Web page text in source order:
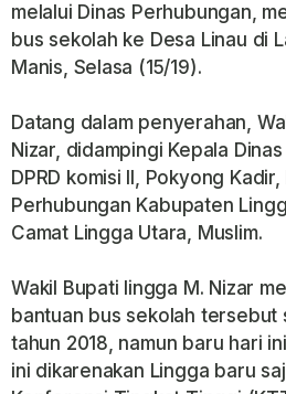
melalui Dinas Perhubungan,
bus sekolah ke Desa Linau di
Manis, Selasa (15/19).
Datang dalam penyerahan,
Nizar, didampingi Kepala
DPRD komisi ll, Pokyong
Perhubungan Kabupaten
Camat Lingga Utara, Muslim.
Wakil Bupati lingga M. Nizar
bantuan bus sekolah tersebut
tahun 2018, namun baru hari
ini dikarenakan Lingga baru